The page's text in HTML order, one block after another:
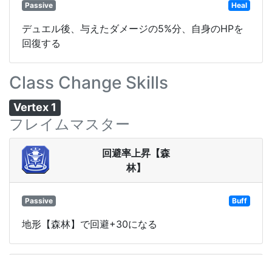
Passive Heal
デュエル後、与えたダメージの5%分、自身のHPを
回復する
Class Change Skills
Vertex 1
フレイムマスター
回避率上昇【森
林】
Passive Buff
地形【森林】で回避+30になる